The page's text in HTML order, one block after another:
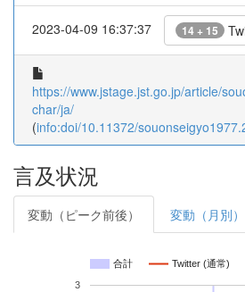
2023-04-09 16:37:37 14 + 15
https://www.jstage.jst.go.jp/article/
char/ja/
(info:doi/10.11372/
言及状況
変動（ピーク前後） 変動（月別）
合計 Twitter (通常)
3